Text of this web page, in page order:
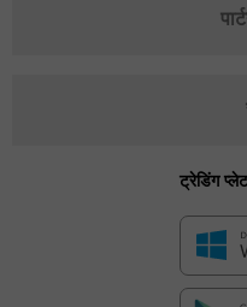
ट्रेडिंग